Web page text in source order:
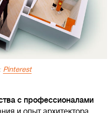
Pinterest
с профессионалами